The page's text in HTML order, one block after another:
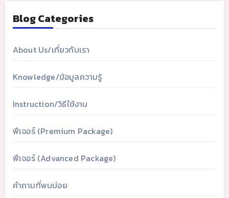
Blog Categories
About Us/เกี่ยวกับเรา
Knowledge/ข้อมูลความรู้
Instruction/วิธีใช้งาน
ฟีเจอร์ (Premium Package)
ฟีเจอร์ (Advanced Package)
คำถามที่พบบ่อย